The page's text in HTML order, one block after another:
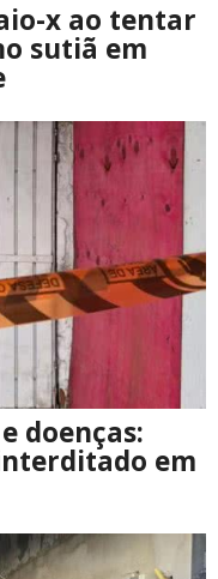
x ao tentar
sutiã em
doenças:
em